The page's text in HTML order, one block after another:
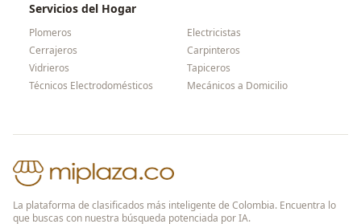
Servicios del Hogar
Plomeros
Electricistas
Cerrajeros
Carpinteros
Vidrieros
Tapiceros
Técnicos Electrodomésticos
Mecánicos a Domicilio
La plataforma de clasificados más inteligente de Colombia. Encuentra lo
que buscas con nuestra búsqueda potenciada por IA.